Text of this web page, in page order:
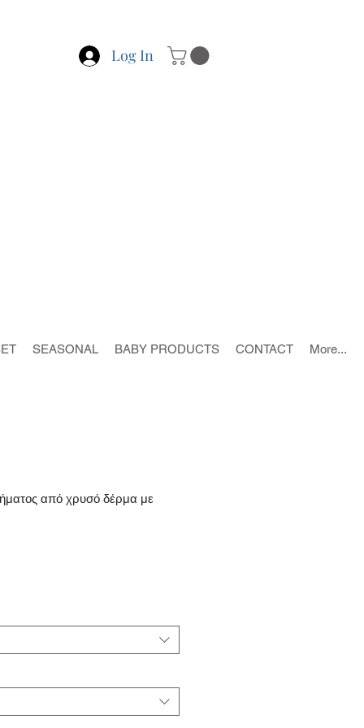
Log In
από χρυσό δέρμα με
SEASONAL BABY PRODUCTS CONTACT More...